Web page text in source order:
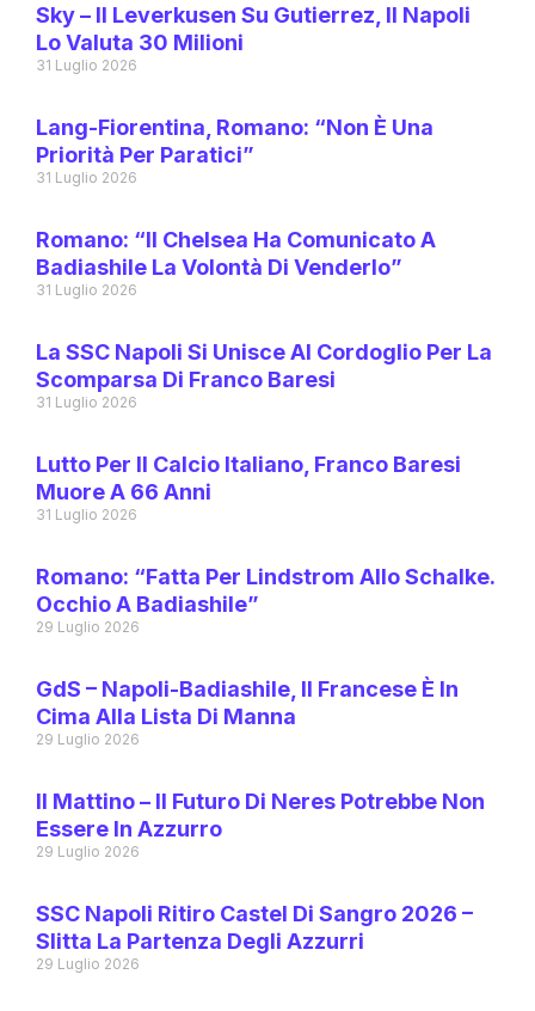
Sky – Il Leverkusen Su Gutierrez, Il Napoli
Lo Valuta 30 Milioni
31 Luglio 2026
Lang-Fiorentina, Romano: “Non È Una
Priorità Per Paratici”
31 Luglio 2026
Romano: “Il Chelsea Ha Comunicato A
Badiashile La Volontà Di Venderlo”
31 Luglio 2026
La SSC Napoli Si Unisce Al Cordoglio Per La
Scomparsa Di Franco Baresi
31 Luglio 2026
Lutto Per Il Calcio Italiano, Franco Baresi
Muore A 66 Anni
31 Luglio 2026
Romano: “Fatta Per Lindstrom Allo Schalke.
Occhio A Badiashile”
29 Luglio 2026
GdS – Napoli-Badiashile, Il Francese È In
Cima Alla Lista Di Manna
29 Luglio 2026
Il Mattino – Il Futuro Di Neres Potrebbe Non
Essere In Azzurro
29 Luglio 2026
SSC Napoli Ritiro Castel Di Sangro 2026 –
Slitta La Partenza Degli Azzurri
29 Luglio 2026